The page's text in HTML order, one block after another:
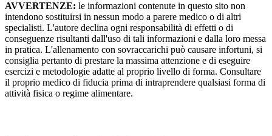
AVVERTENZE: le informazioni contenute in questo sito non
intendono sostituirsi in nessun modo a parere medico o di altri
specialisti. L'autore declina ogni responsabilità di effetti o di
conseguenze risultanti dall'uso di tali informazioni e dalla loro messa
in pratica. L'allenamento con sovraccarichi può causare infortuni, si
consiglia pertanto di prestare la massima attenzione e di eseguire
esercizi e metodologie adatte al proprio livello di forma. Consultare
il proprio medico di fiducia prima di intraprendere qualsiasi forma di
attività fisica o regime alimentare.